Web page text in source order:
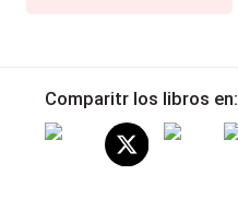
Comparitr los libros en: